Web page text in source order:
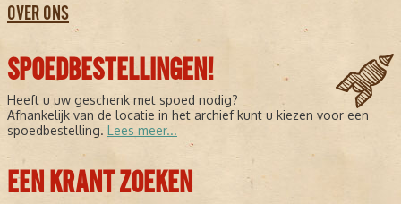
OVER ONS
SPOEDBESTELLINGEN!
Heeft u uw geschenk met spoed nodig?
Afhankelijk van de locatie in het archief kunt u kiezen voor een
spoedbestelling. Lees meer...
EEN KRANT ZOEKEN